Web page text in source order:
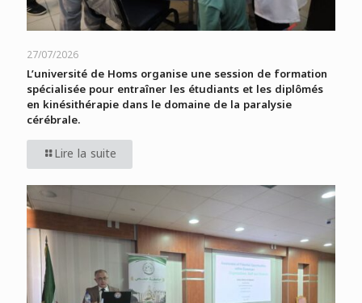
27/07/2026
L’université de Homs organise une session de formation
spécialisée pour entraîner les étudiants et les diplômés
en kinésithérapie dans le domaine de la paralysie
cérébrale.
Lire la suite